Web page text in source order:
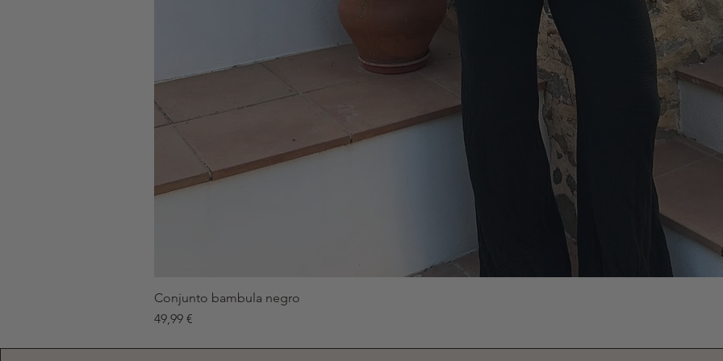
Conjunto bambula negro
Precio
49,99 €